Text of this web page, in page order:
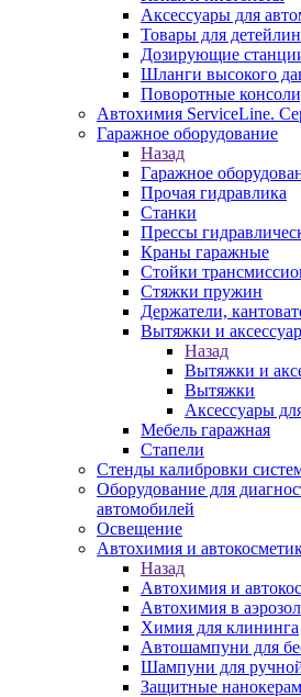
Аксессуары для
Товары для
Дозирующие
Шланги высокого
Поворотные
Автохимия ServiceLine.
Гаражное оборудование
Назад
Гаражное
Прочая гидравлика
Станки
Прессы
Краны гаражные
Стойки
Стяжки пружин
Держатели,
Вытяжки и
Назад
Вытяжки и
Вытяжки
Аксессуары
Мебель гаражная
Стапели
Стенды калибровки
Оборудование для
автомобилей
Освещение
Автохимия и
Назад
Автохимия и
Автохимия в
Химия для клининга
Автошампуни для
Шампуни для
Защитные